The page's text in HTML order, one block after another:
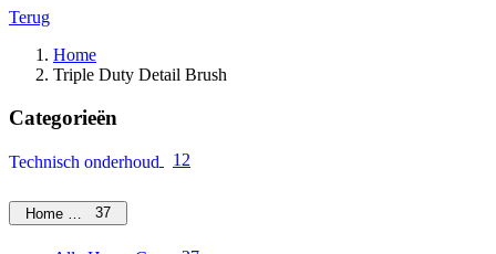
Terug
Home
Triple Duty Detail Brush
Categorieën
Technisch onderhoud 12
Home Care37